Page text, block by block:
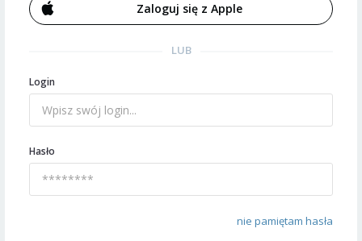
Zaloguj się z Apple
LUB
Login
Hasło
nie pamiętam hasła